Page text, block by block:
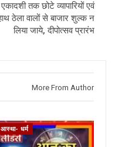
एकादशी तक छोटे व्यापारियों एवं
ठेला वालों से बाजार शुल्क न
लिया जाये, दीपोत्सव प्रारंभ
More From Author
आस्था- धर्म